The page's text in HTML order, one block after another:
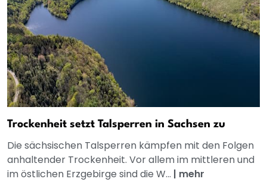
Trockenheit setzt Talsperren in Sachsen zu
Die sächsischen Talsperren kämpfen mit den Folgen
anhaltender Trockenheit. Vor allem im mittleren und
im östlichen Erzgebirge sind die W... | mehr